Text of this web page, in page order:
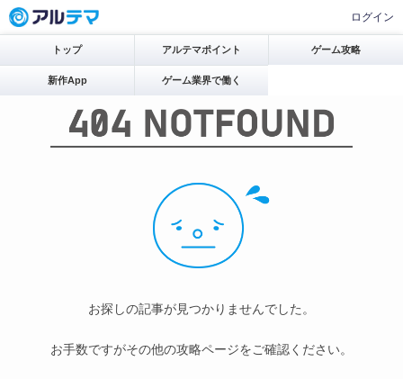
ログイン
トップ アルテマポイント ゲーム攻略
新作App ゲーム業界で働く
お探しの記事が見つかりませんでした。
お手数ですがその他の攻略ページをご確認ください。